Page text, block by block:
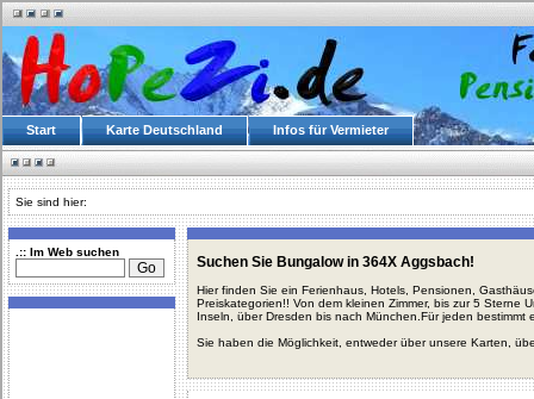
Start Karte Deutschland Infos für Vermieter
Sie sind hier:
.:: Im Web suchen
Suchen Sie Bungalow in 364X Aggsbach!
Hier finden Sie ein Ferienhaus, Hotels, Pensionen,
Preiskategorien!! Von dem kleinen Zimmer, bis zur 5 Sterne
Inseln, über Dresden bis nach München.Für jeden bestimmt
Sie haben die Möglichkeit, entweder über unsere Karten,